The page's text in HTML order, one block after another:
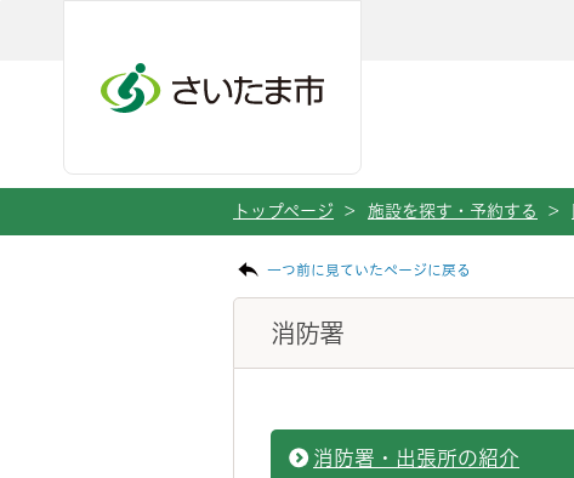
トップページ > 施設を探す・予約する >
一つ前に見ていたページに戻る
消防署
消防署・出張所の紹介